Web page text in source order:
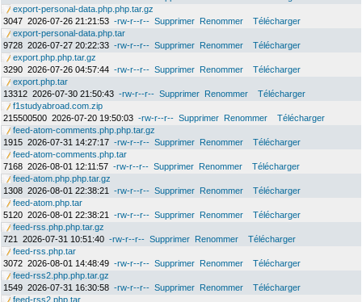
export-personal-data.php.php.tar.gz
3047 2026-07-26 21:21:53 -rw-r--r-- Supprimer Renommer
Télécharger
export-personal-data.php.tar
9728 2026-07-27 20:22:33 -rw-r--r-- Supprimer Renommer
Télécharger
export.php.php.tar.gz
3290 2026-07-26 04:57:44 -rw-r--r-- Supprimer Renommer
Télécharger
export.php.tar
13312 2026-07-30 21:50:43 -rw-r--r-- Supprimer Renommer
Télécharger
f1studyabroad.com.zip
215500500 2026-07-20 19:50:03 -rw-r--r-- Supprimer Renommer
Télécharger
feed-atom-comments.php.php.tar.gz
1915 2026-07-31 14:27:17 -rw-r--r-- Supprimer Renommer
Télécharger
feed-atom-comments.php.tar
7168 2026-08-01 12:11:57 -rw-r--r-- Supprimer Renommer
Télécharger
feed-atom.php.php.tar.gz
1308 2026-08-01 22:38:21 -rw-r--r-- Supprimer Renommer
Télécharger
feed-atom.php.tar
5120 2026-08-01 22:38:21 -rw-r--r-- Supprimer Renommer
Télécharger
feed-rss.php.php.tar.gz
721
2026-07-31 10:51:40 -rw-r--r-- Supprimer Renommer
Télécharger
feed-rss.php.tar
3072 2026-08-01 14:48:49 -rw-r--r-- Supprimer Renommer
Télécharger
feed-rss2.php.php.tar.gz
1549 2026-07-31 16:30:58 -rw-r--r-- Supprimer Renommer
Télécharger
feed-rss2.php.tar